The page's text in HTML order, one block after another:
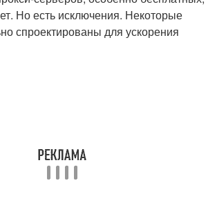
Но есть исключения. Некоторые
спроектированы для ускорения